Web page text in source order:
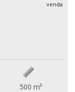
venda
500 m²